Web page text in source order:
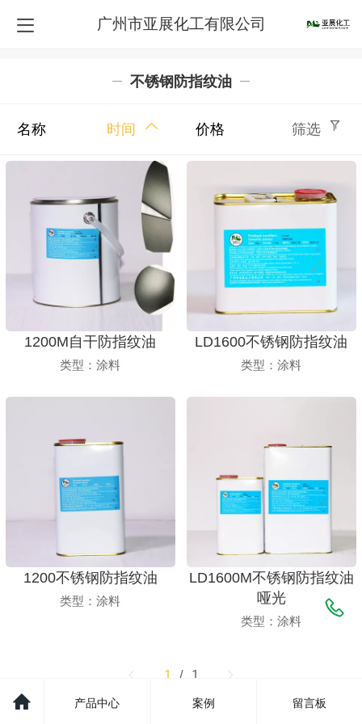
广州市亚展化工有限公司
不锈钢防指纹油
名称 时间 价格 筛选
1200M自干防指纹油
类型：涂料
LD1600不锈钢防指纹油
类型：涂料
1200不锈钢防指纹油
类型：涂料
LD1600M不锈钢防指纹油
哑光
类型：涂料
1 / 1
产品中心 案例 留言板